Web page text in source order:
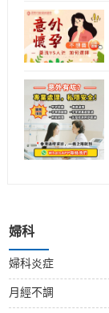
婦科
婦科炎症
月經不調